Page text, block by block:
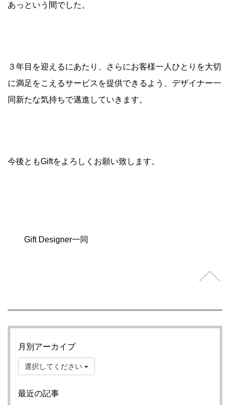
あっという間でした。
３年目を迎えるにあたり、さらにお客様一人ひとりを大切
に満足をこえるサービスを提供できるよう、デザイナー一
同新たな気持ちで邁進していきます。
今後ともGiftをよろしくお願い致します。
Gift Designer一同
月別アーカイブ
選択してください
最近の記事